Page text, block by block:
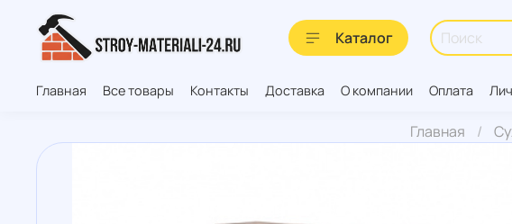
Каталог
Главная Все товары Контакты Доставка О компании Оплата
Главная